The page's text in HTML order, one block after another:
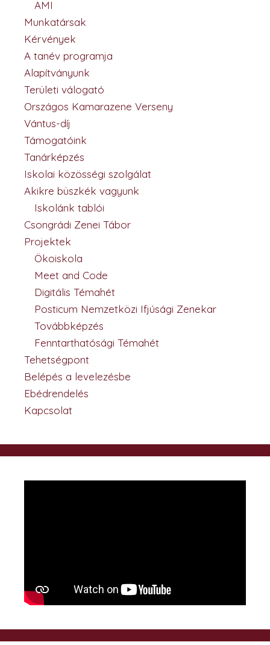
AMI
Munkatársak
Kérvények
A tanév programja
Alapítványunk
Területi válogató
Országos Kamarazene Verseny
Vántus-díj
Támogatóink
Tanárképzés
Iskolai közösségi szolgálat
Akikre büszkék vagyunk
Iskolánk tablói
Csongrádi Zenei Tábor
Projektek
Ökoiskola
Meet and Code
Digitális Témahét
Posticum Nemzetközi Ifjúsági Zenekar
Továbbképzés
Fenntarthatósági Témahét
Tehetségpont
Belépés a levelezésbe
Ebédrendelés
Kapcsolat